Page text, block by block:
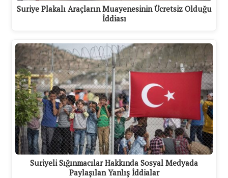
Suriye Plakalı Araçların Muayenesinin Ücretsiz Olduğu
İddiası
Suriyeli Sığınmacılar Hakkında Sosyal Medyada
Paylaşılan Yanlış İddialar